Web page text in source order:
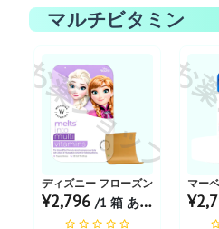
マルチビタミン
お薬ショップ
ディズニー フローズンメルツ マル
¥2,796 /1 箱 あたり
マー